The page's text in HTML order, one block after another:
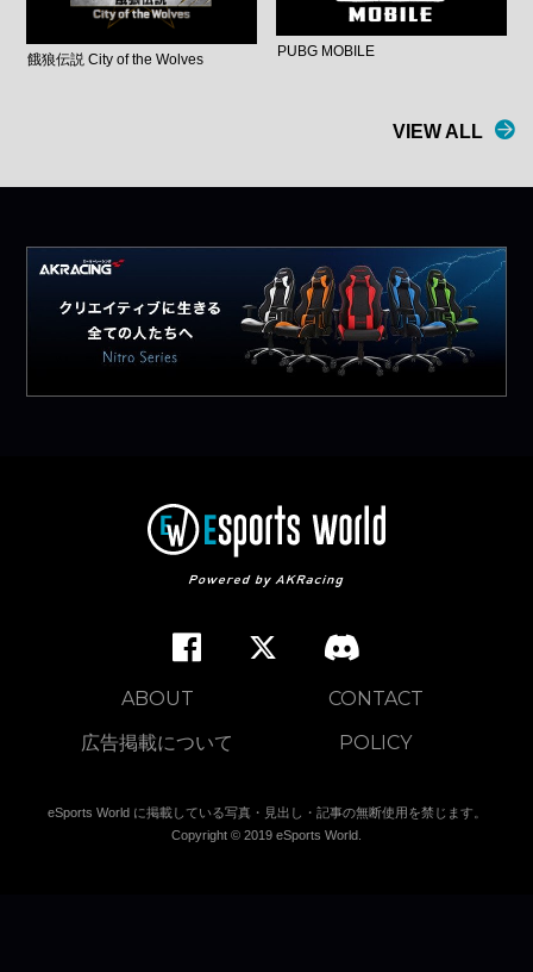
餓狼伝説 City of the Wolves
PUBG MOBILE
VIEW ALL
ABOUT
CONTACT
広告掲載について
POLICY
eSports World に掲載している写真・見出し・記事の無断使用を禁じます。
Copyright © 2019 eSports World.